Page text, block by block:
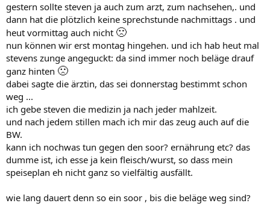
gestern sollte steven ja auch zum arzt, zum nachsehen,. und
dann hat die plötzlich keine sprechstunde nachmittags . und
heut vormittag auch nicht 🙁
nun können wir erst montag hingehen. und ich hab heut mal
stevens zunge angeguckt: da sind immer noch beläge drauf
ganz hinten 🙁
dabei sagte die ärztin, das sei donnerstag bestimmt schon
weg ...
ich gebe steven die medizin ja nach jeder mahlzeit.
und nach jedem stillen mach ich mir das zeug auch auf die
BW.
kann ich nochwas tun gegen den soor? ernährung etc? das
dumme ist, ich esse ja kein fleisch/wurst, so dass mein
speiseplan eh nicht ganz so vielfältig ausfällt.
wie lang dauert denn so ein soor , bis die beläge weg sind?